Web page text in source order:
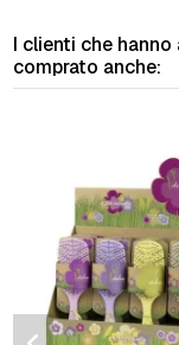
I clienti che
comprato anche: